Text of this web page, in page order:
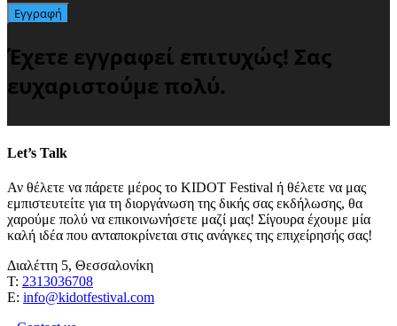
Εγγραφή
Έχετε εγγραφεί επιτυχώς! Σας
ευχαριστούμε πολύ.
Let’s Talk
Αν θέλετε να πάρετε μέρος το KIDOT Festival ή θέλετε να μας
εμπιστευτείτε για τη διοργάνωση της δικής σας εκδήλωσης, θα
χαρούμε πολύ να επικοινωνήσετε μαζί μας! Σίγουρα έχουμε μία
καλή ιδέα που ανταποκρίνεται στις ανάγκες της επιχείρησής σας!
Διαλέττη 5, Θεσσαλονίκη
Τ: 2313036708
Ε: info@kidotfestival.com